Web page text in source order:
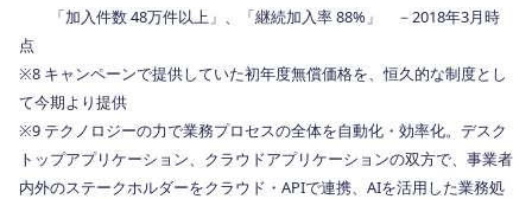
「加入件数 48万件以上」、「継続加入率 88%」 －2018年3月時
点
※8 キャンペーンで提供していた初年度無償価格を、恒久的な制度とし
て今期より提供
※9 テクノロジーの力で業務プロセスの全体を自動化・効率化。デスク
トップアプリケーション、クラウドアプリケーションの双方で、事業者
内外のステークホルダーをクラウド・APIで連携、AIを活用した業務処